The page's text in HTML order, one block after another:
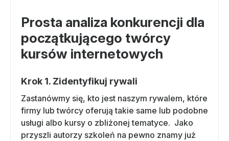
Prosta analiza konkurencji dla
początkującego twórcy
kursów internetowych
Krok 1. Zidentyfikuj rywali
Zastanówmy się, kto jest naszym rywalem, które
firmy lub twórcy oferują takie same lub podobne
usługi albo kursy o zbliżonej tematyce. Jako
przyszli autorzy szkoleń na pewno znamy już